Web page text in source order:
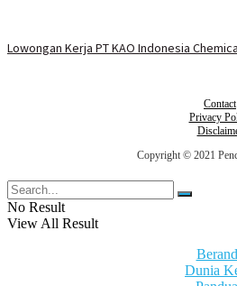
Lowongan Kerja PT KAO Indonesia
Contact
Privacy
Copyright © 2021
No Result
View All Result
Dunia